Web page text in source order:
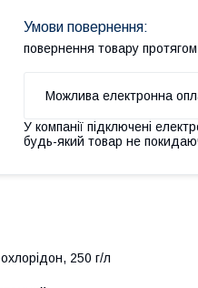
повернення товару
У компанії підключені
будь-який товар не
250 г/л